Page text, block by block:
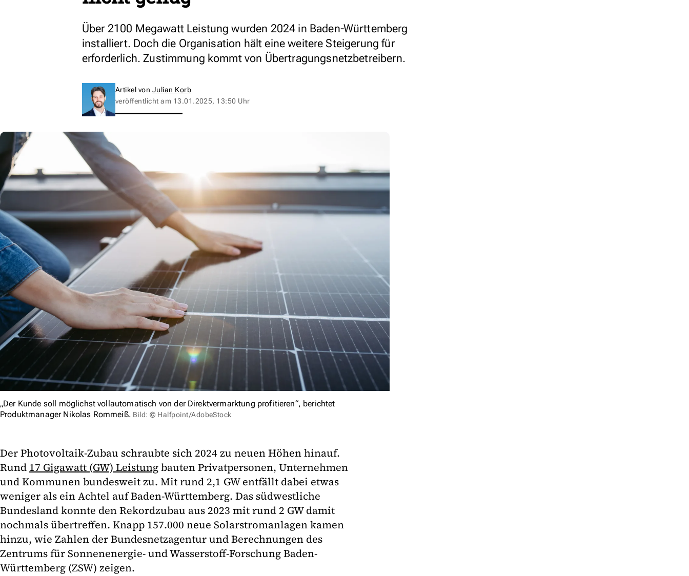
Über 2100 Megawatt Leistung wurden 2024 in Baden-Württemberg
installiert. Doch die Organisation hält eine weitere Steigerung für
erforderlich. Zustimmung kommt von Übertragungsnetzbetreibern.
Artikel von Julian Korb
veröffentlicht am 13.01.2025, 13:50 Uhr
„Der Kunde soll möglichst vollautomatisch von der Direktvermarktung profitieren“, berichtet
Produktmanager Nikolas Rommeiß. Bild: © Halfpoint/AdobeStock
Der Photovoltaik-Zubau schraubte sich 2024 zu neuen Höhen hinauf.
Rund 17 Gigawatt (GW) Leistungbauten Privatpersonen, Unternehmen
und Kommunen bundesweit zu. Mit rund 2,1 GW entfällt dabei etwas
weniger als ein Achtel auf Baden-Württemberg. Das südwestliche
Bundesland konnte den Rekordzubau aus 2023 mit rund 2 GW damit
nochmals übertreffen. Knapp 157.000 neue Solarstromanlagen kamen
hinzu, wie Zahlen der Bundesnetzagentur und Berechnungen des
Zentrums für Sonnenenergie- und Wasserstoff-Forschung Baden-
Württemberg (ZSW) zeigen.